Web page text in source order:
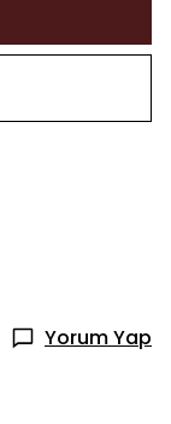
Yorum Yap